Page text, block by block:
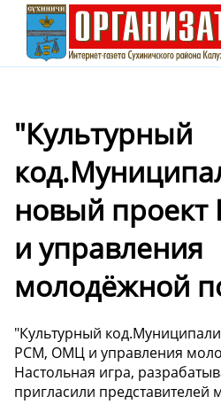
"Культурный
новый
и управления
молодёжной
"Культурный
РСМ, ОМЦ и управления
Настольная игра,
пригласили представителей